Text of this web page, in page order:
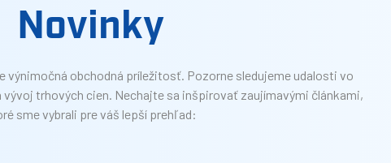
Novinky
výnimočná obchodná príležitosť. Pozorne sledujeme udalosti vo
trhových cien. Nechajte sa inšpirovať zaujímavými článkami,
sme vybrali pre váš lepší prehľad: